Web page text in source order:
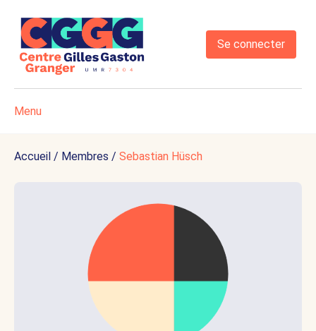
Se connecter
Menu
Accueil / Membres / Sebastian Hüsch